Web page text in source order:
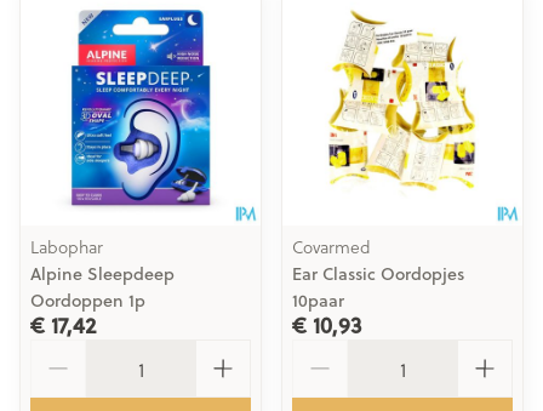
Labophar
Alpine Sleepdeep
Oordoppen 1p
€ 17,42
Covarmed
Ear Classic Oordopjes
10paar
€ 10,93